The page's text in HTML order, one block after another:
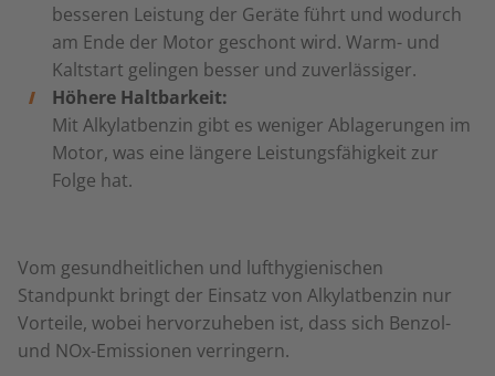
besseren Leistung der Geräte führt und wodurch
am Ende der Motor geschont wird. Warm- und
Kaltstart gelingen besser und zuverlässiger.
Höhere Haltbarkeit:
Mit Alkylatbenzin gibt es weniger Ablagerungen im
Motor, was eine längere Leistungsfähigkeit zur
Folge hat.
Vom gesundheitlichen und lufthygienischen
Standpunkt bringt der Einsatz von Alkylatbenzin nur
Vorteile, wobei hervorzuheben ist, dass sich Benzol-
und NOx-Emissionen verringern.